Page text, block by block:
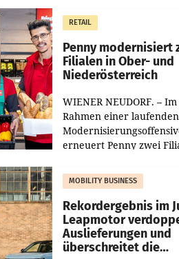
gemacht und die
Markterwartung deutlich
übertroffen.
RETAIL
Penny modernisiert
Filialen in Ober- und
Niederösterreich
WIENER NEUDORF. – Im
Rahmen einer laufenden
erneuert Penny zwei
Die beiden Standorte
Haag sowie im rund
MOBILITY BUSINESS
Rekordergebnis im
Leapmotor
Auslieferungen und
überschreitet die